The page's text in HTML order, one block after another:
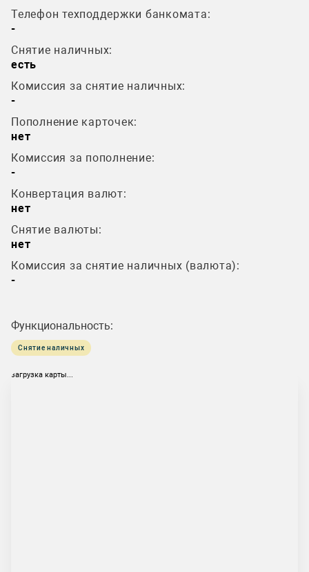
Телефон техподдержки банкомата:
-
Снятие наличных:
есть
Комиссия за снятие наличных:
-
Пополнение карточек:
нет
Комиссия за пополнение:
-
Конвертация валют:
нет
Снятие валюты:
нет
Комиссия за снятие наличных (валюта):
-
Функциональность:
Снятие наличных
загрузка карты...